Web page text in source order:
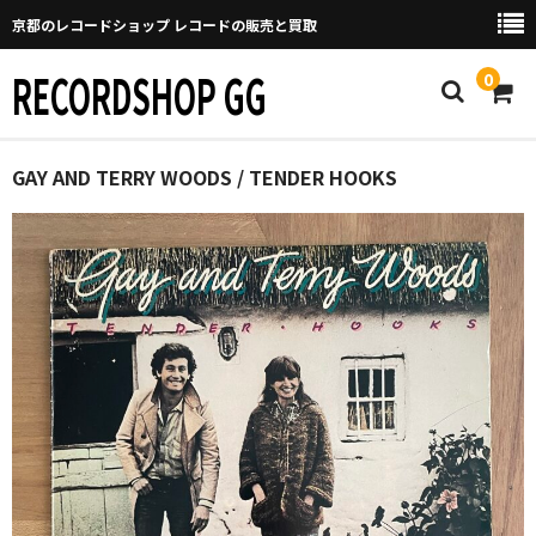
京都のレコードショップ レコードの販売と買取
RECORDSHOP GG 0
Home
マイページ
GGについて
買取について
取り置きなどについて
Categories
New Arrivals
新譜
GAY AND TERRY WOODS / TENDER HOOKS